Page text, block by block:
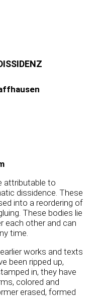
attributable to
dissidence. These
into a reordering of
These bodies lie
each other and can
time.
works and texts
been ripped up,
in, they have
colored and
erased, formed